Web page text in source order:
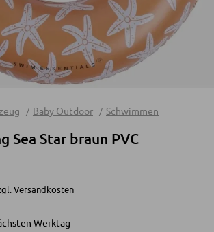
UND SIDEBOARDS
und Strahler
Mo-Fr, 09:00
Baby Outdoor Schwimmen
Sea Star braun PVC
Versandkosten
Werktag